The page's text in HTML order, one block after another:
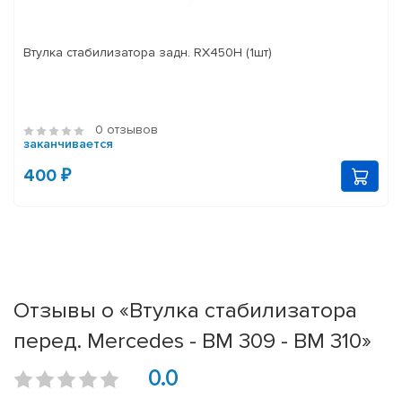
Втулка стабилизатора задн. RX450H (1шт)
0 отзывов
заканчивается
400 ₽
Отзывы о «Втулка стабилизатора
перед. Mercedes - BM 309 - BM 310»
0.0